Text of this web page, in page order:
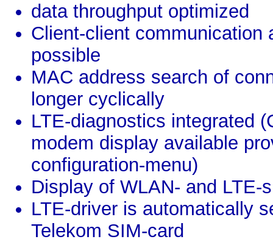
data throughput optimized
Client-client communication
possible
MAC address search of
longer cyclically
LTE-diagnostics integrated
modem display available
configuration-menu)
Display of WLAN- and
LTE-driver is automatically
Telekom SIM-card